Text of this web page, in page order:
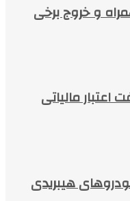
و خروج برخی
مالیاتی
هیبریدی